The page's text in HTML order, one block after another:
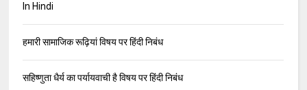
In Hindi
हमारी सामाजिक रूढ़ियां विषय पर हिंदी निबंध
सहिष्णुता धैर्य का पर्यायवाची है विषय पर हिंदी निबंध